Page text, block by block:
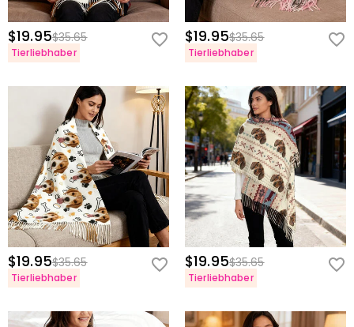
$19.95$35.65
Tierliebhaber
$19.95$35.65
Tierliebhaber
$19.95$35.65
Tierliebhaber
$19.95$35.65
Tierliebhaber